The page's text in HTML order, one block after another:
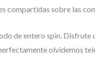
compartidas sobre las
de entero spin.
olvidemos